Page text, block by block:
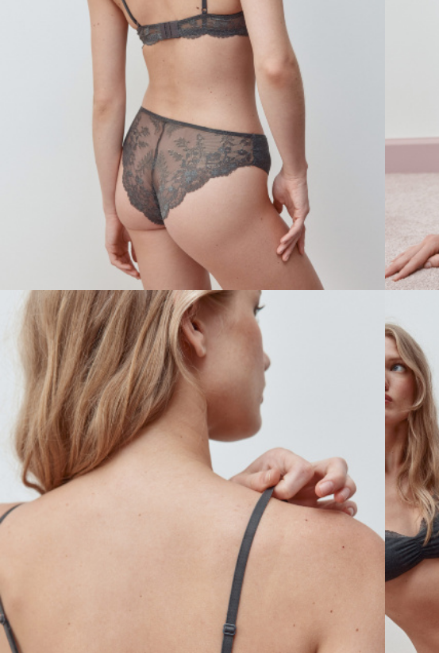
РАСПРОДАЖА ДО -60%
ПОДАРОЧНЫЕ СЕРТИФИКАТЫ
НА СЛУЧАЙ ПОНЕДЕЛЬНИКА
КОНСТРУКТОР ГАРДЕРОБА
SELA × МАЛЕНЬКИЙ ПРИНЦ
ПРИМЕРИТЬ ОНЛАЙН
SELA × ЧЕБУРАШКА
SELA × СОЮЗМУЛЬТФИЛЬМ
SELA.PREMIUM
ДЕНИМ
СКОРО В ПРОДАЖЕ
РАСПРОДАЖА ДО -60%
ЛУКБУКИ
ПОДАРОЧНЫЕ СЕРТИФИКАТЫ
ШКОЛА СКОРО
МАЛЬЧИКИ
ПОДАРОЧНЫЕ СЕРТИФИКАТЫ